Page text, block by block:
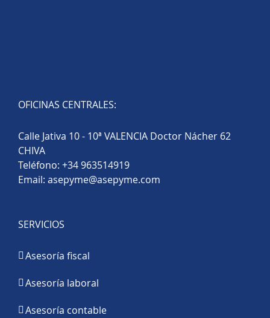
OFICINAS CENTRALES:
Calle Jativa 10 - 10ª VALENCIA Doctor Nácher 62
CHIVA
Teléfono: +34 963514919
Email: asepyme@asepyme.com
SERVICIOS
Asesoría fiscal
Asesoría laboral
Asesoría contable